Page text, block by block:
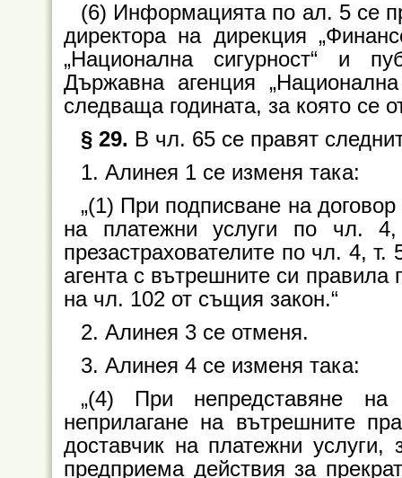
(6) Информацията по ал. 5 се
директора на дирекция
„Национална сигурност“ и
Държавна агенция
следваща годината, за която се
§ 29. В чл. 65 се правят
1. Алинея 1 се изменя така:
„(1) При подписване на
на платежни услуги по чл.
презастрахователите по чл. 4,
агента с вътрешните си
на чл. 102 от същия закон.“
2. Алинея 3 се отменя.
3. Алинея 4 се изменя така:
„(4) При непредставяне
неприлагане на вътрешните
доставчик на платежни услуги,
предприема действия за